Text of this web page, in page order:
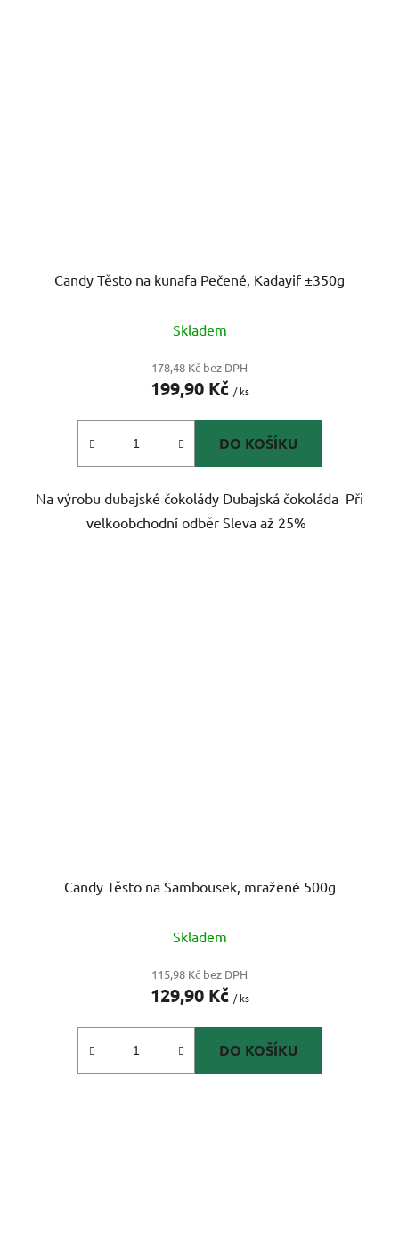
Candy Těsto na kunafa Pečené, Kadayif ±350g
Skladem
178,48 Kč bez DPH
199,90 Kč / ks
DO KOŠÍKU
Na výrobu dubajské čokolády Dubajská čokoláda Při
velkoobchodní odběr Sleva až 25%
Candy Těsto na Sambousek, mražené 500g
Skladem
115,98 Kč bez DPH
129,90 Kč / ks
DO KOŠÍKU